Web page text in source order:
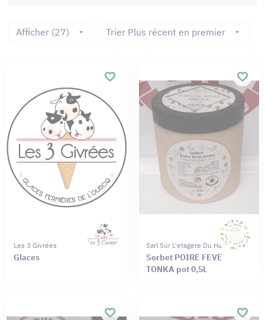
Afficher (27) Trier Plus récent en premier
Les 3 Givrées
Glaces
Sarl Sur L'etagere Du Haut
Sorbet POIRE FEVE
TONKA pot 0,5L